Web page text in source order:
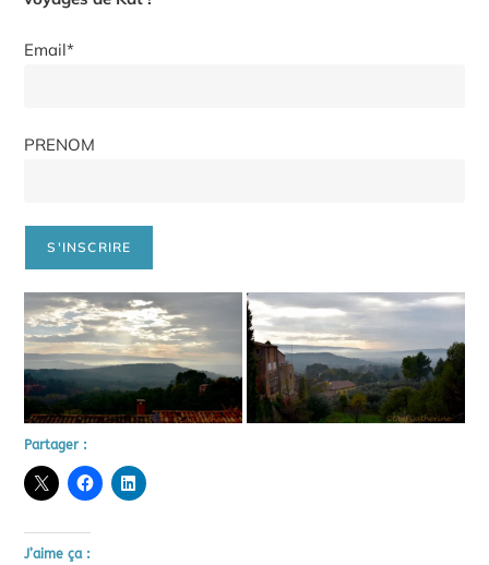
Email*
PRENOM
Partager :
J’aime ça :